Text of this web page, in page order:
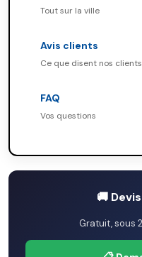
Tout sur la ville
Avis clients
Ce que disent nos clients
FAQ
Vos questions
🚚
Gratuit, sous